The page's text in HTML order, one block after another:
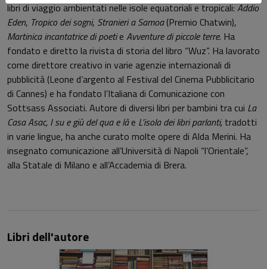
libri di viaggio ambientati nelle isole equatoriali e tropicali:Addio
Eden, Tropico dei sogni, Stranieri a Samoa(Premio Chatwin),
Martinica incantatrice di poetie Avventure di piccole terre. Ha
fondato e diretto la rivista di storia del libro “Wuz”. Ha lavorato
come direttore creativo in varie agenzie internazionali di
pubblicità (Leone d’argento al Festival del Cinema Pubblicitario
di Cannes) e ha fondato l’Italiana di Comunicazione con
Sottsass Associati. Autore di diversi libri per bambini tra cui La
Casa Asac, I su e giù del qua e làe L’isola dei libri parlanti, tradotti
in varie lingue, ha anche curato molte opere di Alda Merini. Ha
insegnato comunicazione all’Università di Napoli “l’Orientale”,
alla Statale di Milano e all’Accademia di Brera.
Libri dell'autore